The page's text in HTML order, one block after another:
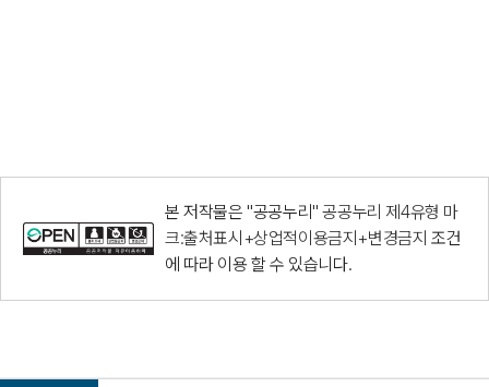
본 저작물은 "공공누리"공공누리 제4유형 마
크:출처표시+상업적이용금지+변경금지 조건
에 따라 이용 할 수 있습니다.